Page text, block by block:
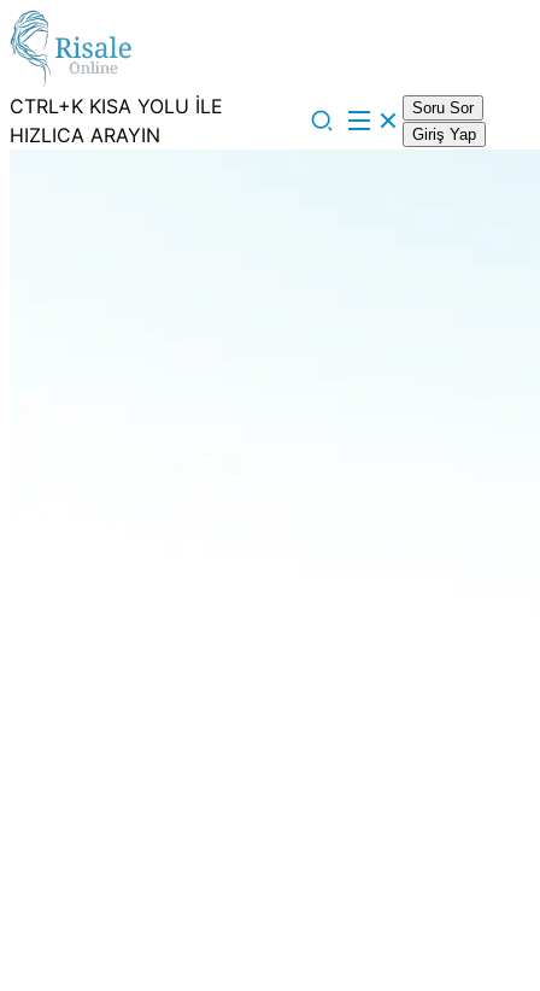
CTRL+K KISA YOLU İLE
HIZLICA ARAYIN
Soru Sor
Giriş Yap